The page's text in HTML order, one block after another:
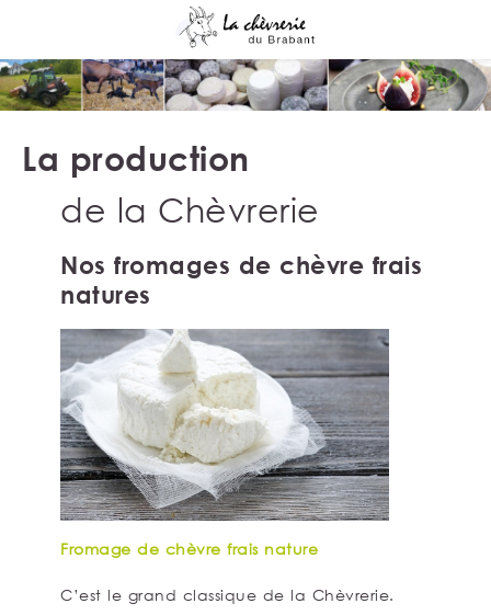
La production
de la Chèvrerie
Nos fromages de chèvre frais
natures
Fromage de chèvre frais nature
C’est le grand classique de la Chèvrerie.